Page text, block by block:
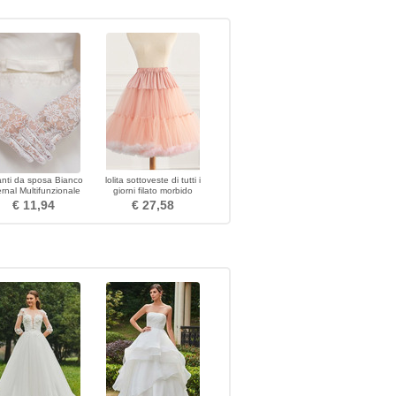
da sposa Bianco
Multifunzionale
Pizzo
€ 11,94
lolita sottoveste di tutti i
giorni filato morbido
disossato cosplay puffy
sottoveste
€ 27,58